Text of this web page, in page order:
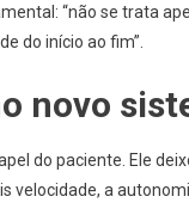
“não se trata
do início ao fim”.
novo
do paciente. Ele
velocidade, a